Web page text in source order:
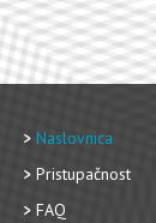
Naslovnica
Pristupačnost
FAQ